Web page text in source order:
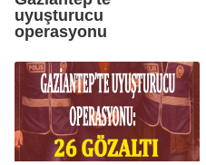
uyuşturucu
operasyonu